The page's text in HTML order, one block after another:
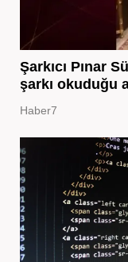
Şarkıcı Pınar
şarkı okuduğu
Haber7